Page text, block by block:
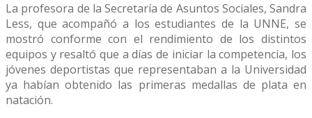
La profesora de la Secretaría de Asuntos Sociales, Sandra
Less, que acompañó a los estudiantes de la UNNE, se
mostró conforme con el rendimiento de los distintos
equipos y resaltó que a días de iniciar la competencia, los
jóvenes deportistas que representaban a la Universidad
ya habían obtenido las primeras medallas de plata en
natación.